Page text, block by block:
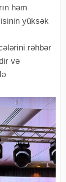
həm
yüksək
rəhbər
və